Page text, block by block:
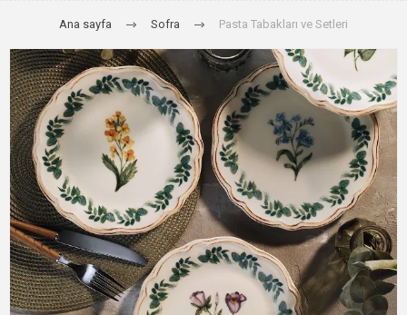
Ana sayfa Sofra Pasta Tabakları ve Setleri